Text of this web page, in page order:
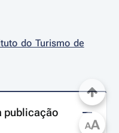
do Turismo de
publicação
AA